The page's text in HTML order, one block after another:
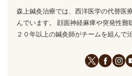
森上鍼灸治療では、西洋医学の代替医
んでいます。 顔面神経麻痺や突発性難
２０年以上の鍼灸師がチームを組んで